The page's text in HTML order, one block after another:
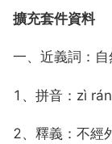
擴充套件資料
一、近義詞：自
1、拼音：zì
2、釋義：不經